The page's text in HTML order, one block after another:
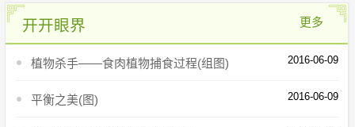
开开眼界 更多
植物杀手——食肉植物捕食过程(组图) 2016-06-09
平衡之美(图) 2016-06-09